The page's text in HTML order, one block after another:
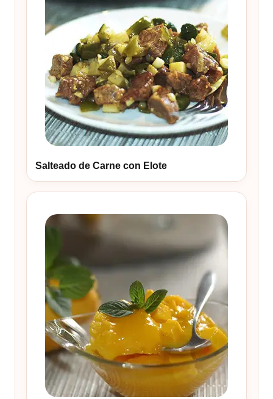
Salteado de Carne con Elote